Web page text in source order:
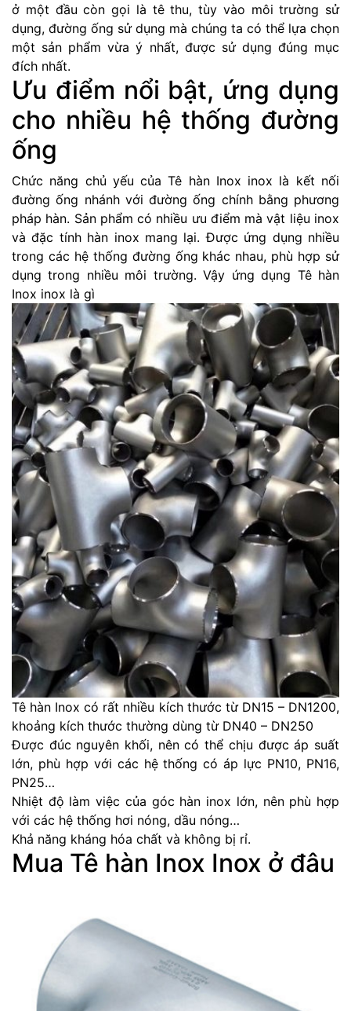
ở một đầu còn gọi là tê thu, tùy vào môi trường sử
dụng, đường ống sử dụng mà chúng ta có thể lựa chọn
một sản phẩm vừa ý nhất, được sử dụng đúng mục
đích nhất.
Ưu điểm nổi bật, ứng dụng
cho nhiều hệ thống đường
ống
Chức năng chủ yếu của Tê hàn Inox inox là kết nối
đường ống nhánh với đường ống chính bằng phương
pháp hàn. Sản phẩm có nhiều ưu điểm mà vật liệu inox
và đặc tính hàn inox mang lại. Được ứng dụng nhiều
trong các hệ thống đường ống khác nhau, phù hợp sử
dụng trong nhiều môi trường. Vậy ứng dụng Tê hàn
Inox inox là gì
Tê hàn Inox có rất nhiều kích thước từ DN15 – DN1200,
khoảng kích thước thường dùng từ DN40 – DN250
Được đúc nguyên khối, nên có thể chịu được áp suất
lớn, phù hợp với các hệ thống có áp lực PN10, PN16,
PN25…
Nhiệt độ làm việc của góc hàn inox lớn, nên phù hợp
với các hệ thống hơi nóng, dầu nóng…
Khả năng kháng hóa chất và không bị rỉ.
Mua Tê hàn Inox Inox ở đâu